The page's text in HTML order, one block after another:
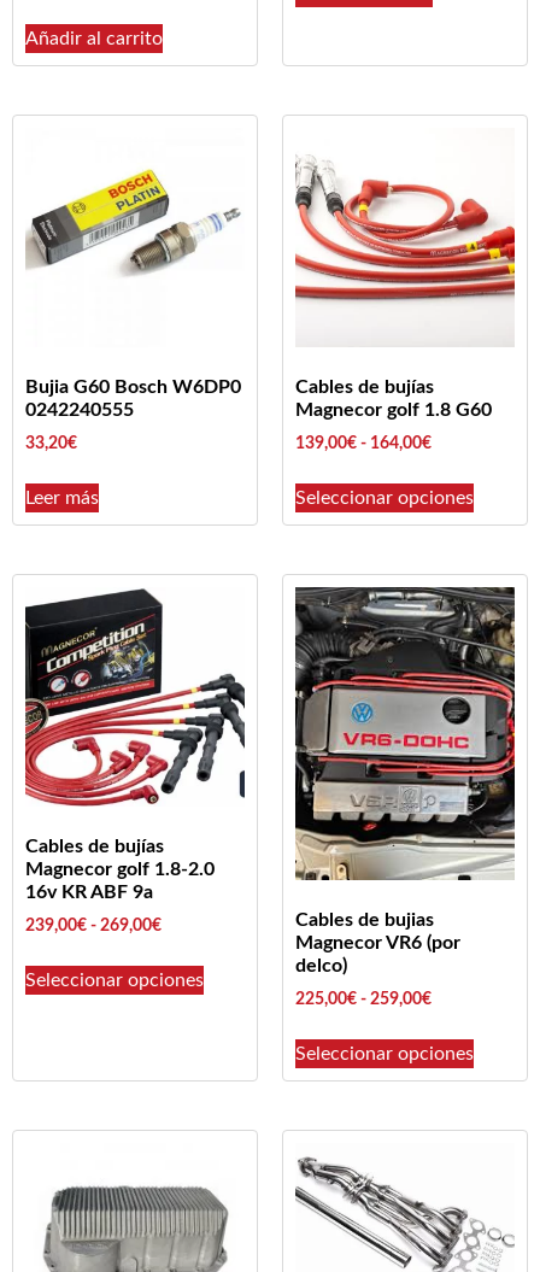
Añadir al carrito
Bujia G60 Bosch W6DP0
0242240555
33,20€
Leer más
Cables de bujías
Magnecor golf 1.8 G60
139,00€ - 164,00€
Seleccionar opciones
Cables de bujías
Magnecor golf 1.8-2.0
16v KR ABF 9a
239,00€ - 269,00€
Seleccionar opciones
Cables de bujias
Magnecor VR6 (por
delco)
225,00€ - 259,00€
Seleccionar opciones